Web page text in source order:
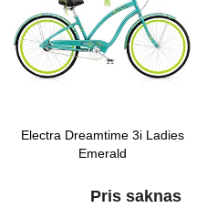
Electra Dreamtime 3i Ladies
Emerald
Pris saknas